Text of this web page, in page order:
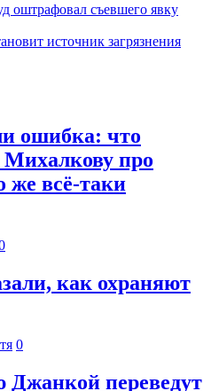
оштрафовал съевшего явку
источник загрязнения
ошибка: что
Михалкову про
же всё-таки
как охраняют
0
переведут